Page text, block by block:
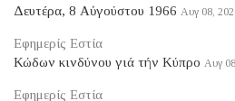
Δευτέρα, 8 Αὐγούστου 1966 Αυγ 08,
Εφημερίς Εστία
Κώδων κινδύνου γιά τήν Κύπρο Αυγ
Εφημερίς Εστία